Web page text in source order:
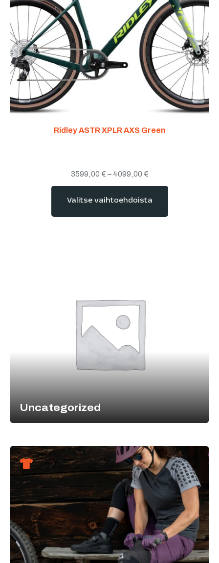
Ridley ASTR XPLR AXS Green
3599,00 € – 4099,00 €
Valitse vaihtoehdoista
Uncategorized